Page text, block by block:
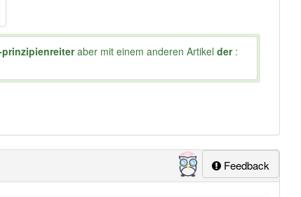
prinzipienreiteraber mit einem anderen Artikelder:
Feedback